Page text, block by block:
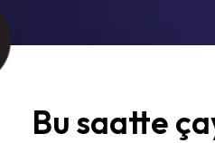
Bu saatte